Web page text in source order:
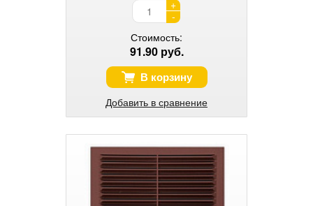
+
-
Стоимость:
91.90 руб.
В корзину
Добавить в сравнение